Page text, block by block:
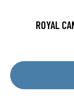
ROYAL